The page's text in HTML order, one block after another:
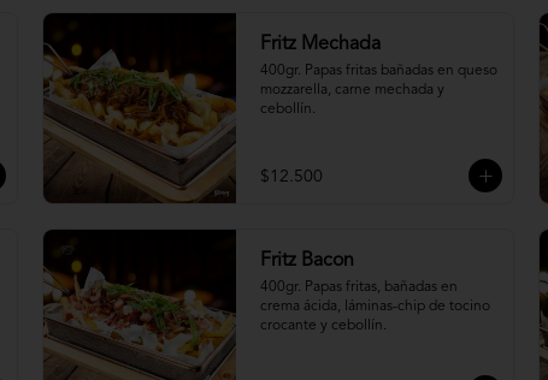
Fritz Mechada
400gr. Papas fritas bañadas en queso
mozzarella, carne mechada y
cebollín.
$12.500
Fritz Bacon
400gr. Papas fritas, bañadas en
crema ácida, láminas-chip de tocino
crocante y cebollín.